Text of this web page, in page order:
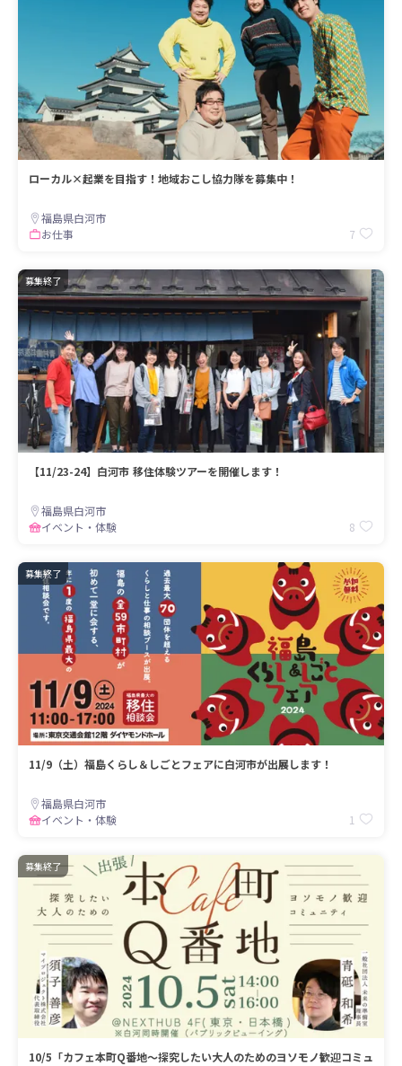
ローカル×起業を目指す！地域おこし協力隊を募集中！
福島県白河市
お仕事
7
募集終了
【11/23-24】白河市 移住体験ツアーを開催します！
福島県白河市
イベント・体験
8
募集終了
11/9（土）福島くらし＆しごとフェアに白河市が出展します！
福島県白河市
イベント・体験
1
募集終了
10/5「カフェ本町Q番地～探究したい大人のためのヨソモノ歓迎コミュ